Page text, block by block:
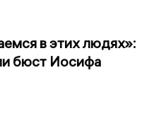
в этих людях»:
бюст Иосифа